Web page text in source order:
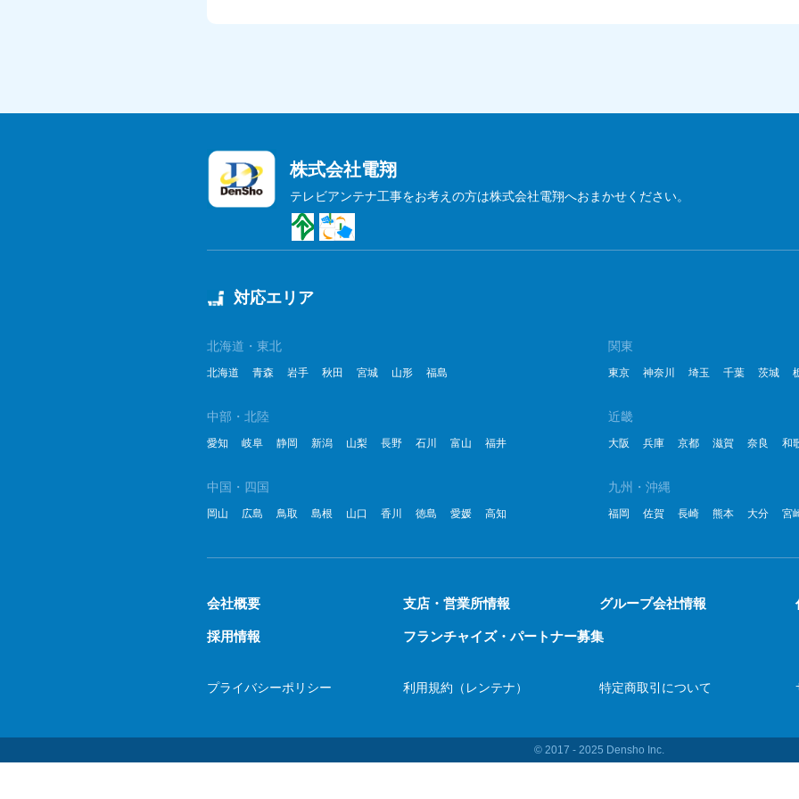
株式会社電翔
テレビアンテナ工事をお考えの方は株式会社電翔へおまかせください。
対応エリア
北海道・東北
北海道 青森 岩手 秋田 宮城 山形 福島
関東
東京 神奈川 埼玉 千葉 茨城
中部・北陸
愛知 岐阜 静岡 新潟 山梨 長野 石川 富山 福井
近畿
大阪 兵庫 京都 滋賀 奈良 和
中国・四国
岡山 広島 鳥取 島根 山口 香川 徳島 愛媛 高知
九州・沖縄
福岡 佐賀 長崎 熊本 大分 宮
会社概要 支店・営業所情報 グループ会社情報
採用情報 フランチャイズ・パートナー募集
プライバシーポリシー 利用規約（レンテナ） 特定商取引について
© 2017 ‐ 2025 Densho Inc.